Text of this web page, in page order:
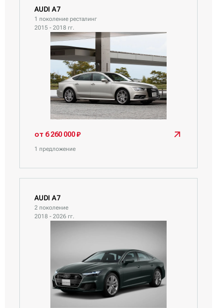
Audi Q8
Audi S3
Audi S5
Audi SQ2
AUDI A7
1 поколение ресталинг
2015 - 2018 гг.
от 6 260 000 ₽
1 предложение
AUDI A7
2 поколение
2018 - 2026 гг.